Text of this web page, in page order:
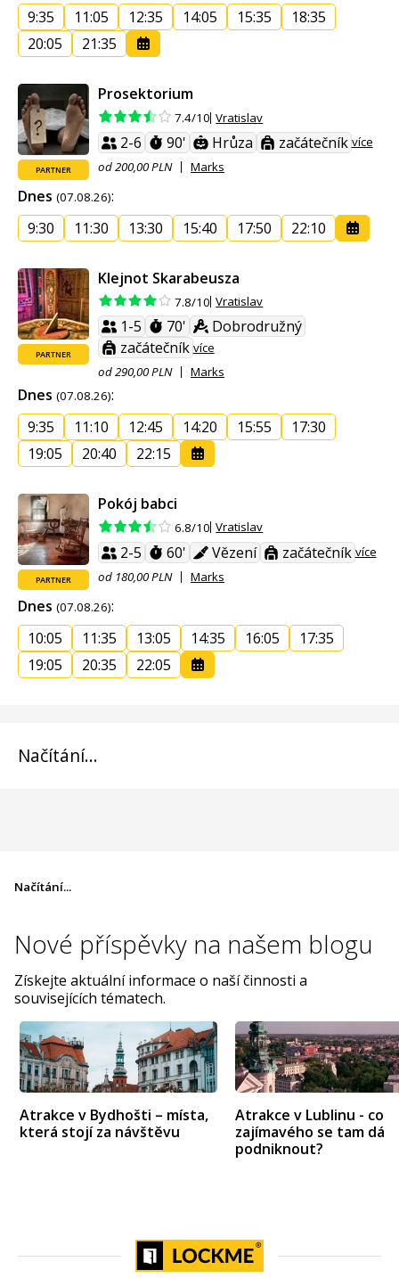
9:35 11:05 12:35 14:05 15:35
18:35
20:05
21:35
PARTNER
Prosektorium
7.4/10 Vratislav
2-6 90' Hrůza začátečník více
od 200,00 PLN
Marks
Dnes (07.08.26):
9:30
11:30 13:30 15:40 17:50 22:10
PARTNER
Klejnot Skarabeusza
7.8/10 Vratislav
1-5 70'
Dobrodružný
začátečník více
od 290,00 PLN
Marks
Dnes (07.08.26):
9:35
11:10 12:45 14:20 15:55
17:30
19:05
20:40 22:15
PARTNER
Pokój babci
6.8/10 Vratislav
2-5 60' Vězení začátečník více
od 180,00 PLN
Marks
Dnes (07.08.26):
10:05
11:35 13:05 14:35 16:05
17:35
19:05
20:35 22:05
Načítání...
Načítání...
Nové příspěvky na našem blogu
Získejte aktuální informace o naší činnosti a
souvisejících tématech.
Atrakce v Bydhošti – místa,
která stojí za návštěvu
Atrakce v Lublinu - co
zajímavého se tam dá
podniknout?